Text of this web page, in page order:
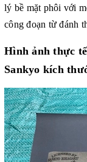
lý bề mặt phôi với
công đoạn từ đánh
Hình ảnh thực
Sankyo kích